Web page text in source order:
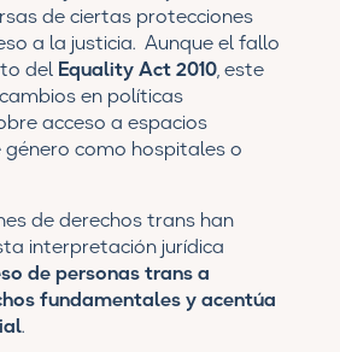
de ciertas protecciones
a la justicia. Aunque el fallo
delEquality Act 2010, este
en políticas
acceso a espacios
como hospitales o
de derechos transhan
interpretación jurídica
de personas trans a
fundamentales y acentúa
.